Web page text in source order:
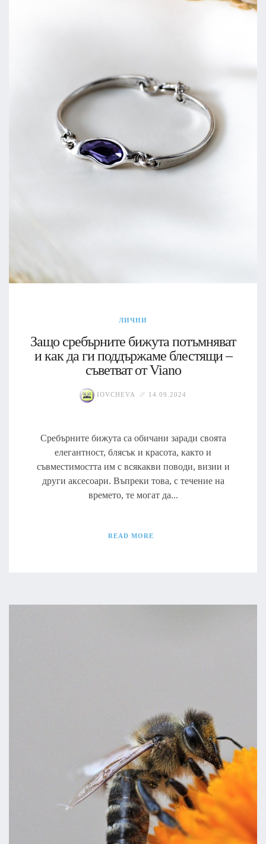
ЛИЧНИ
Защо сребърните бижута потъмняват
и как да ги поддържаме блестящи –
съветват от Viano
IOVCHEVA 14.09.2024
Сребърните бижута са обичани заради своята
елегантност, блясък и красота, както и
съвместимостта им с всякакви поводи, визии и
други аксесоари. Въпреки това, с течение на
времето, те могат да...
READ MORE